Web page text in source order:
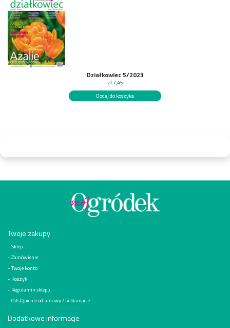
Działkowiec 5/2023
zł7,45
Dodaj do koszyka
Twoje zakupy
Sklep
Zamówienie
Twoje konto
Koszyk
Regulamin sklepu
Odstąpienie od umowy / Reklamacje
Dodatkowe informacje